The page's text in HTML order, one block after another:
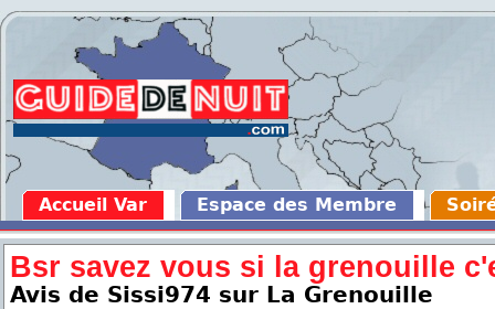
Accueil Var Espace des Membre
Bsr savez vous si la grenouille
Avis de Sissi974 sur La Grenouille